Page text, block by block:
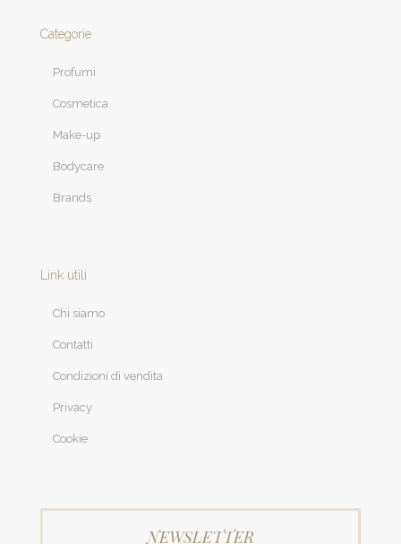
Categorie
Profumi
Cosmetica
Make-up
Bodycare
Brands
Link utili
Chi siamo
Contatti
Condizioni di vendita
Privacy
Cookie
NEWSLETTER